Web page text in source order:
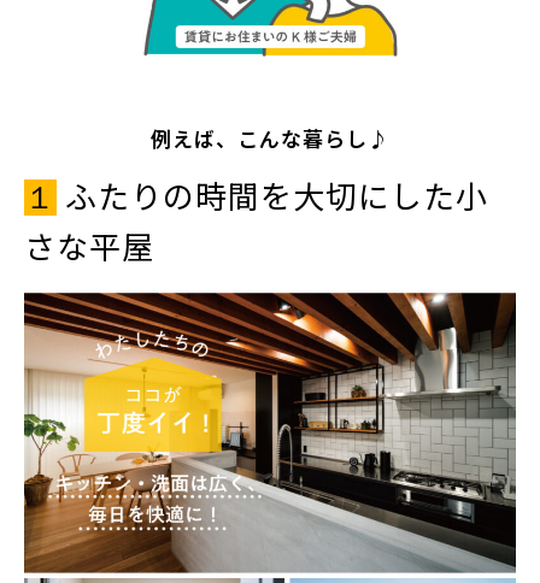
例えば、こんな暮らし♪
１ ふたりの時間を大切にした小
さな平屋